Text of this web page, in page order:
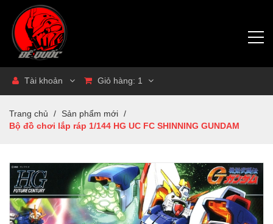
Tài khoản Giỏ hàng: 1
Trang chủ / Sản phẩm mới /
Bộ đồ chơi lắp ráp 1/144 HG UC FC SHINNING GUNDAM